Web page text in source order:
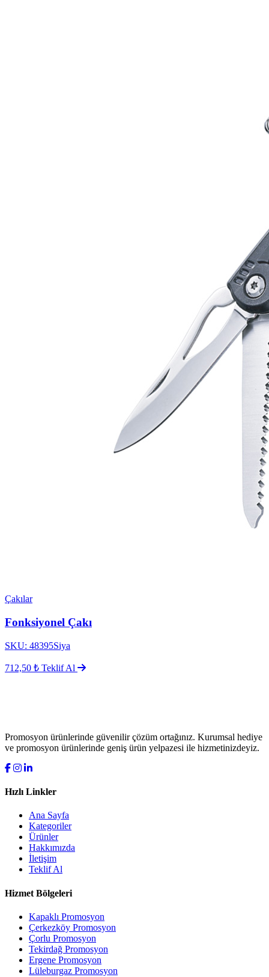
Çakılar
Fonksiyonel Çakı
SKU: 48395Siya
712,50 ₺ Teklif Al
Promosyon ürünlerinde güvenilir çözüm ortağınız. Kurumsal hediye
ve promosyon ürünlerinde geniş ürün yelpazesi ile hizmetinizdeyiz.
Hızlı Linkler
Ana Sayfa
Kategoriler
Ürünler
Hakkımızda
İletişim
Teklif Al
Hizmet Bölgeleri
Kapaklı Promosyon
Çerkezköy Promosyon
Çorlu Promosyon
Tekirdağ Promosyon
Ergene Promosyon
Lüleburgaz Promosyon